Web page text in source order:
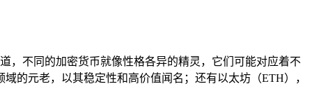
，不同的加密货币就像性格各异的精灵，它们可能对应着不
的元老，以其稳定性和高价值闻名；还有以太坊（ETH），